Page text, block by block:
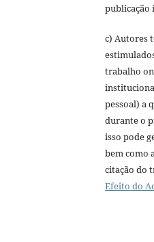
publicação
c) Autores
trabalho
pessoal) a
durante o
isso pode
bem como
citação do
Efeito do